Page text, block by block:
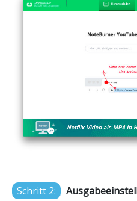
Schritt 2: